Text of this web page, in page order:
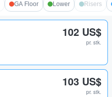
GA Floor Lower Risers
102 US$
pr. stk.
103 US$
pr. stk.